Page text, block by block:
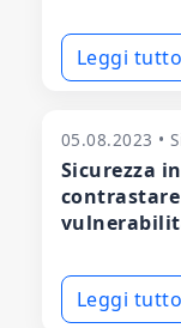
Leggi tutto
05.08.2023 •
Sicurezza
Leggi tutto